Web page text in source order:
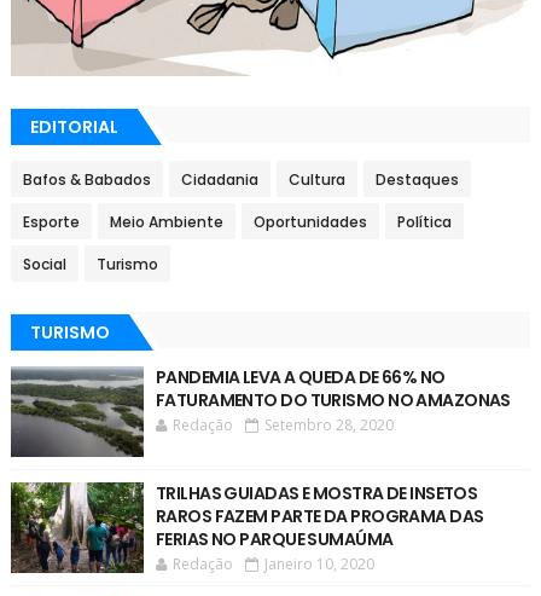
EDITORIAL
Bafos & Babados Cidadania Cultura Destaques
Esporte Meio Ambiente Oportunidades Política
Social Turismo
TURISMO
PANDEMIA LEVA A QUEDA DE 66% NO
FATURAMENTO DO TURISMO NO AMAZONAS
Redação Setembro 28, 2020
TRILHAS GUIADAS E MOSTRA DE INSETOS
RAROS FAZEM PARTE DA PROGRAMA DAS
FERIAS NO PARQUE SUMAÚMA
Redação Janeiro 10, 2020